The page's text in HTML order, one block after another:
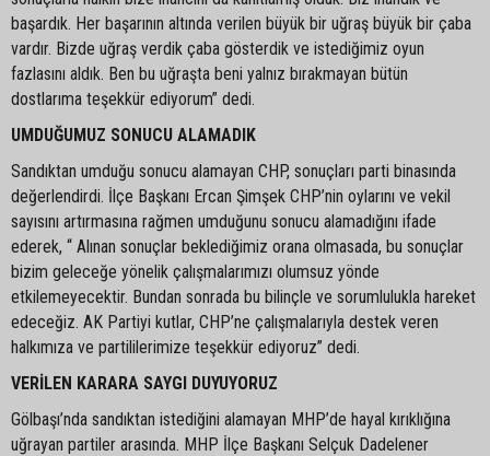
başardık. Her başarının altında verilen büyük bir uğraş büyük bir çaba
vardır. Bizde uğraş verdik çaba gösterdik ve istediğimiz oyun
fazlasını aldık. Ben bu uğraşta beni yalnız bırakmayan bütün
dostlarıma teşekkür ediyorum” dedi.
UMDUĞUMUZ SONUCU ALAMADIK
Sandıktan umduğu sonucu alamayan CHP, sonuçları parti binasında
değerlendirdi. İlçe Başkanı Ercan Şimşek CHP’nin oylarını ve vekil
sayısını artırmasına rağmen umduğunu sonucu alamadığını ifade
ederek, “ Alınan sonuçlar beklediğimiz orana olmasada, bu sonuçlar
bizim geleceğe yönelik çalışmalarımızı olumsuz yönde
etkilemeyecektir. Bundan sonrada bu bilinçle ve sorumlulukla hareket
edeceğiz. AK Partiyi kutlar, CHP’ne çalışmalarıyla destek veren
halkımıza ve partililerimize teşekkür ediyoruz” dedi.
VERİLEN KARARA SAYGI DUYUYORUZ
Gölbaşı’nda sandıktan istediğini alamayan MHP’de hayal kırıklığına
uğrayan partiler arasında. MHP İlçe Başkanı Selçuk Dadelener